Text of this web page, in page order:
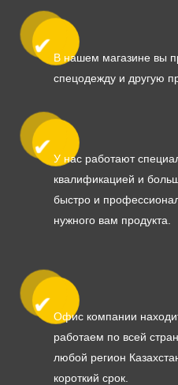
В нашем магазине вы
спецодежду и другую
У нас работают
квалификацией и
быстро и
нужного вам продукта.
Офис компании
работаем по всей
любой регион
короткий срок.